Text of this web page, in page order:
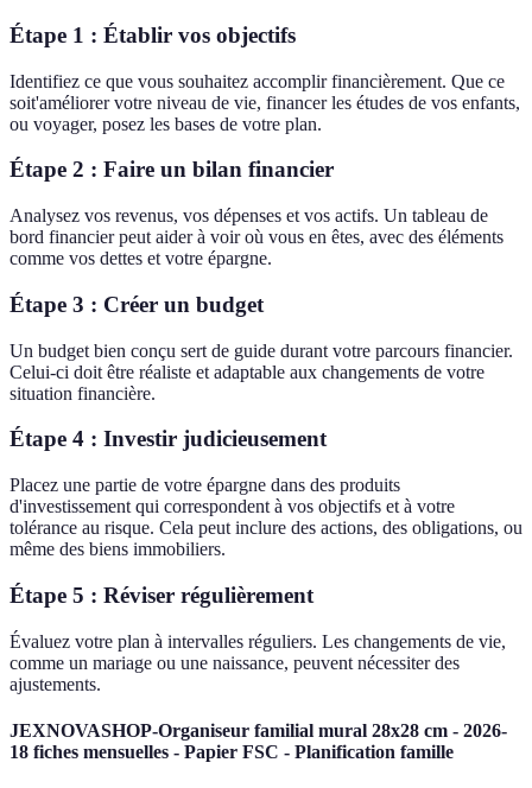
Étape 1 : Établir vos objectifs
Identifiez ce que vous souhaitez accomplir financièrement. Que ce
soit'améliorer votre niveau de vie, financer les études de vos enfants,
ou voyager, posez les bases de votre plan.
Étape 2 : Faire un bilan financier
Analysez vos revenus, vos dépenses et vos actifs. Un tableau de
bord financier peut aider à voir où vous en êtes, avec des éléments
comme vos dettes et votre épargne.
Étape 3 : Créer un budget
Un budget bien conçu sert de guide durant votre parcours financier.
Celui-ci doit être réaliste et adaptable aux changements de votre
situation financière.
Étape 4 : Investir judicieusement
Placez une partie de votre épargne dans des produits
d'investissement qui correspondent à vos objectifs et à votre
tolérance au risque. Cela peut inclure des actions, des obligations, ou
même des biens immobiliers.
Étape 5 : Réviser régulièrement
Évaluez votre plan à intervalles réguliers. Les changements de vie,
comme un mariage ou une naissance, peuvent nécessiter des
ajustements.
JEXNOVASHOP-Organiseur familial mural 28x28 cm - 2026-
18 fiches mensuelles - Papier FSC - Planification famille